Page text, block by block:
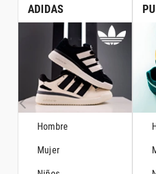
ADIDAS
Hombre
Mujer